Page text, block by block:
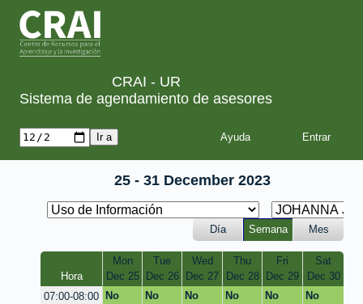
CRAI - UR
Sistema de agendamiento de asesores
Ayuda
25 - 31 December 2023
Día Semana Mes
Hora
Mon
Dec 25
Tue
Dec 26
Wed
Dec 27
Thu
Dec 28
Fri
Dec 29
Sat
Dec 30
07:00-08:00
No
No
No
No
No
No